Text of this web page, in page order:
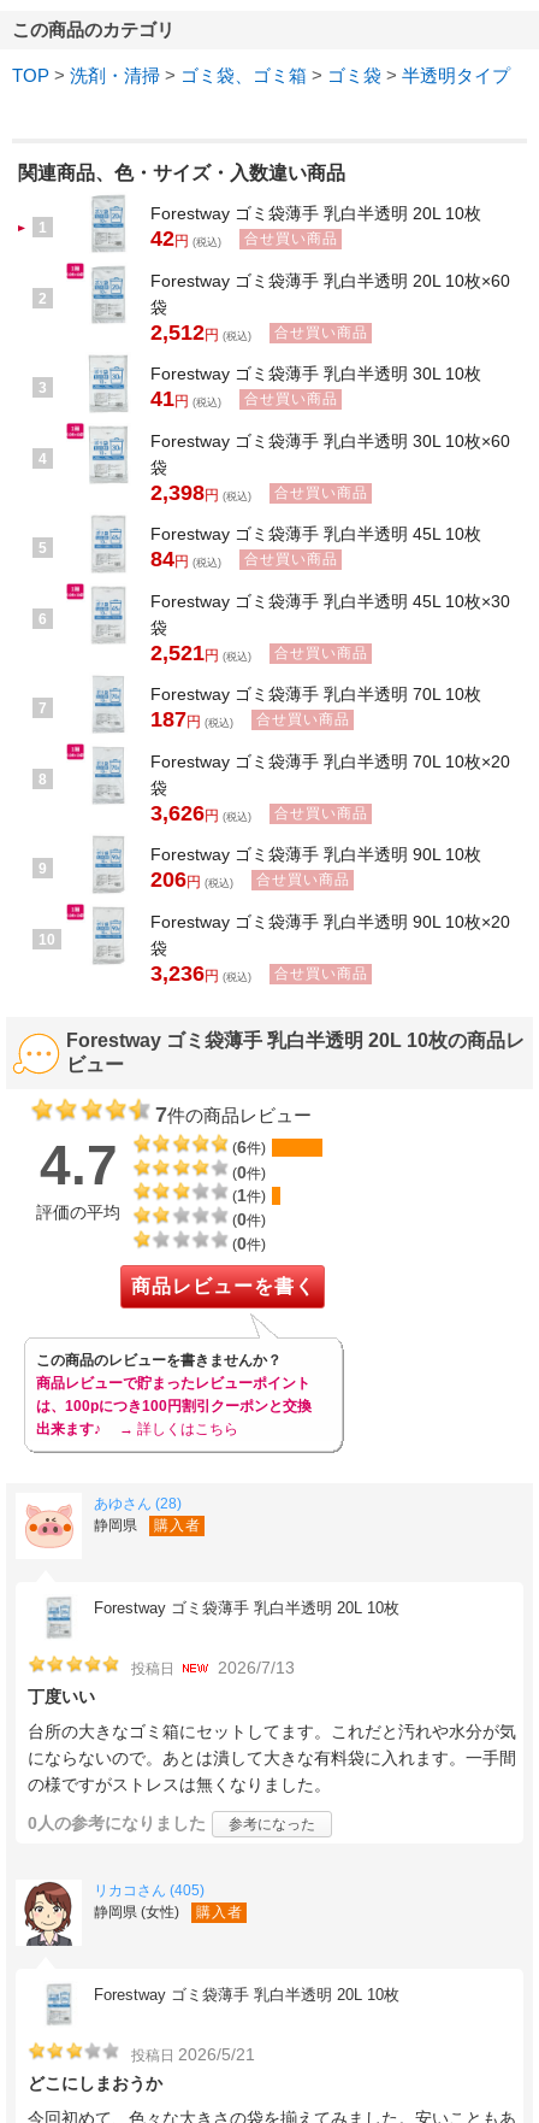
この商品のカテゴリ
TOP > 洗剤・清掃 > ゴミ袋、ゴミ箱 > ゴミ袋 > 半透明タイプ
関連商品、色・サイズ・入数違い商品
1
Forestway ゴミ袋薄手 乳白半透明 20L 10枚
42円 (税込) 合せ買い商品
2
Forestway ゴミ袋薄手 乳白半透明 20L 10枚×60
袋
2,512円 (税込) 合せ買い商品
3
Forestway ゴミ袋薄手 乳白半透明 30L 10枚
41円 (税込) 合せ買い商品
4
Forestway ゴミ袋薄手 乳白半透明 30L 10枚×60
袋
2,398円 (税込) 合せ買い商品
5
Forestway ゴミ袋薄手 乳白半透明 45L 10枚
84円 (税込) 合せ買い商品
6
Forestway ゴミ袋薄手 乳白半透明 45L 10枚×30
袋
2,521円 (税込) 合せ買い商品
7
Forestway ゴミ袋薄手 乳白半透明 70L 10枚
187円 (税込) 合せ買い商品
8
Forestway ゴミ袋薄手 乳白半透明 70L 10枚×20
袋
3,626円 (税込) 合せ買い商品
9
Forestway ゴミ袋薄手 乳白半透明 90L 10枚
206円 (税込) 合せ買い商品
10
Forestway ゴミ袋薄手 乳白半透明 90L 10枚×20
袋
3,236円 (税込) 合せ買い商品
Forestway ゴミ袋薄手 乳白半透明 20L 10枚の商品レ
ビュー
7件の商品レビュー
4.7
評価の平均
(6件)
(0件)
(1件)
(0件)
(0件)
商品レビューを書く
この商品のレビューを書きませんか？
商品レビューで貯まったレビューポイント
は、100pにつき100円割引クーポンと交換
出来ます♪
→ 詳しくはこちら
あゆさん (28)
静岡県
購入者
Forestway ゴミ袋薄手 乳白半透明 20L 10枚
投稿日
2026/7/13
丁度いい
台所の大きなゴミ箱にセットしてます。これだと汚れや水分が気
にならないので。あとは潰して大きな有料袋に入れます。一手間
の様ですがストレスは無くなりました。
0人の参考になりました 参考になった
リカコさん (405)
静岡県 (女性)
購入者
Forestway ゴミ袋薄手 乳白半透明 20L 10枚
投稿日 2026/5/21
どこにしまおうか
今回初めて、色々な大きさの袋を揃えてみました。安いこともあ